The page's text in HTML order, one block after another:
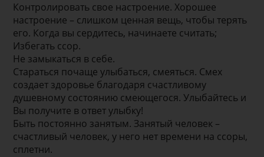
Контролировать свое настроение. Хорошее
настроение – слишком ценная вещь, чтобы терять
его. Когда вы сердитесь, начинаете считать;
Избегать ссор.
Не замыкаться в себе.
Стараться почаще улыбаться, смеяться. Смех
создает здоровье благодаря счастливому
душевному состоянию смеющегося. Улыбайтесь и
Вы получите в ответ улыбку!
Быть постоянно занятым. Занятый человек –
счастливый человек, у него нет времени на ссоры,
сплетни.